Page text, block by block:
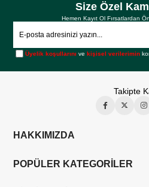
Size Özel
Hemen Kayıt Ol Fırsatlardan
Üyelik koşullarını vekişisel verilerimin
Takipte
HAKKIMIZDA
POPÜLER KATEGORİLER